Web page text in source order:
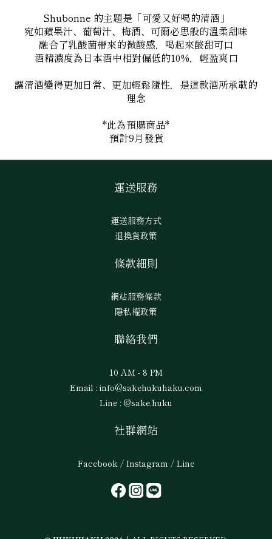
Shubonne 的主題是「可愛又好喝的清酒」
宛如蘋果汁、葡萄汁、梅酒、可爾必思般的溫柔甜味
融合了乳酸菌帶來的微酸感，喝起來酸甜可口
酒精濃度為日本酒中相對偏低的10%，輕盈爽口
讓清酒變得更加日常、更加輕鬆隨性，是這款酒所承載的
理念
*此為預購商品*
預計9月發貨
運送服務
運送服務方式
退換貨政策
條款細則
網站服務條款
隱私權政策
聯絡我們
10 AM - 8 PM
Email : info@sakehukuhaku.com
Line : @sake.huku
社群網站
Facebook / Instagram / Line